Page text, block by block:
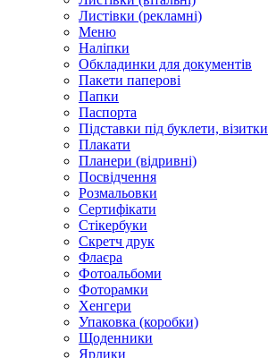
Листівки (рекламні)
Меню
Наліпки
Обкладинки для документів
Пакети паперові
Папки
Паспорта
Підставки під буклети, візитки
Плакати
Планери (відривні)
Посвідчення
Розмальовки
Сертифікати
Стікербуки
Скретч друк
Флаєра
Фотоальбоми
Фоторамки
Хенгери
Упаковка (коробки)
Щоденники
Ярлики